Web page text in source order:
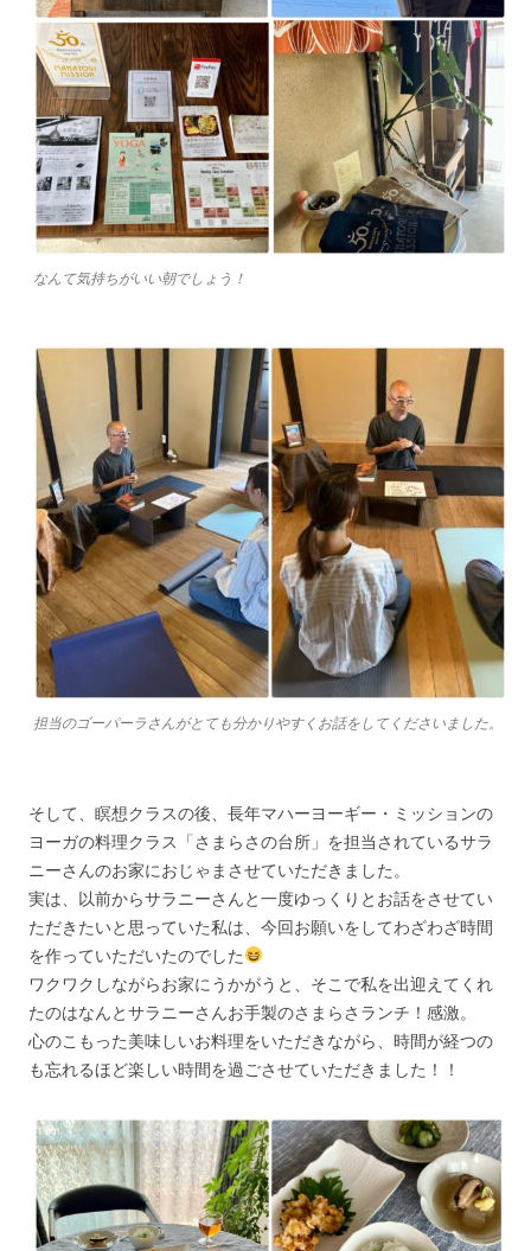
なんて気持ちがいい朝でしょう！
担当のゴーパーラさんがとても分かりやすくお話をしてくださいました。
そして、瞑想クラスの後、長年マハーヨーギー・ミッションの
ヨーガの料理クラス「さまらさの台所」を担当されているサラ
ニーさんのお家におじゃまさせていただきました。
実は、以前からサラニーさんと一度ゆっくりとお話をさせてい
ただきたいと思っていた私は、今回お願いをしてわざわざ時間
を作っていただいたのでした
ワクワクしながらお家にうかがうと、そこで私を出迎えてくれ
たのはなんとサラニーさんお手製のさまらさランチ！感激。
心のこもった美味しいお料理をいただきながら、時間が経つの
も忘れるほど楽しい時間を過ごさせていただきました！！